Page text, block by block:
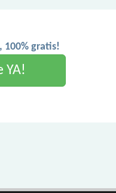
100% gratis!
YA!